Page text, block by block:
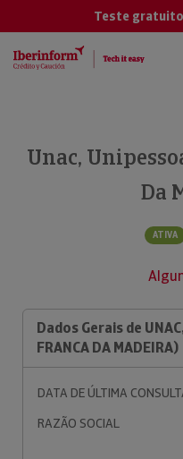
Teste
Unac,
Da
ATIVA
Dados Gerais de
FRANCA DA MADEIRA)
DATA DE ÚLTIMA
RAZÃO SOCIAL